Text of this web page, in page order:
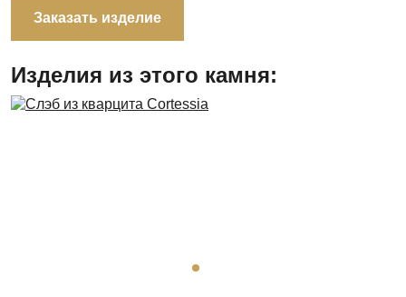
Заказать изделие
Изделия из этого камня: